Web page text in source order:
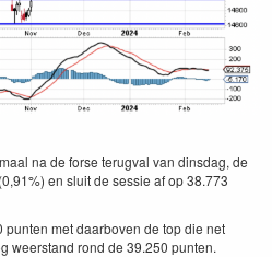
na de forse terugval van dinsdag, de
en sluit de sessie af op 38.773
met daarboven de top die net
weerstand rond de 39.250 punten.